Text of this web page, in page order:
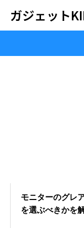
ガジェット
モニターのグレ
を選ぶべきかを